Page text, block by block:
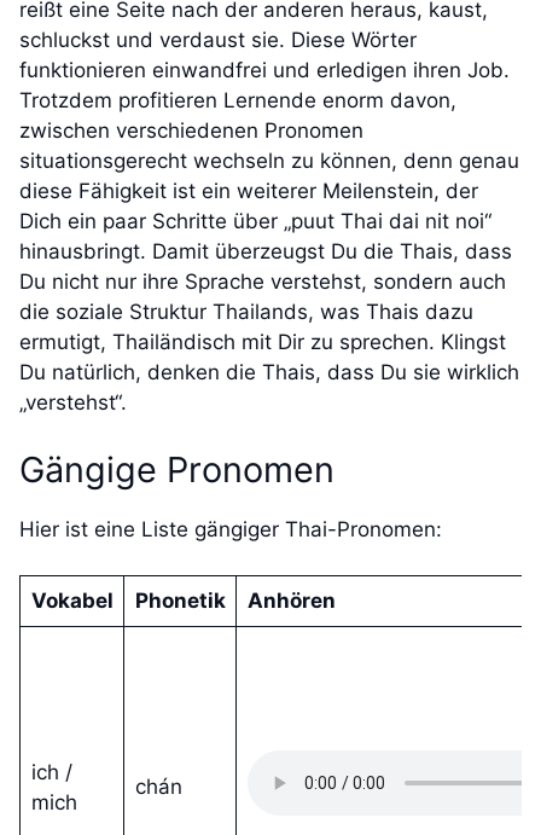
reißt eine Seite nach der anderen heraus, kaust,
schluckst und verdaust sie. Diese Wörter
funktionieren einwandfrei und erledigen ihren Job.
Trotzdem profitieren Lernende enorm davon,
zwischen verschiedenen Pronomen
situationsgerecht wechseln zu können, denn genau
diese Fähigkeit ist ein weiterer Meilenstein, der
Dich ein paar Schritte über „puut Thai dai nit noi“
hinausbringt. Damit überzeugst Du die Thais, dass
Du nicht nur ihre Sprache verstehst, sondern auch
die soziale Struktur Thailands, was Thais dazu
ermutigt, Thailändisch mit Dir zu sprechen. Klingst
Du natürlich, denken die Thais, dass Du sie wirklich
„verstehst“.
Gängige Pronomen
Hier ist eine Liste gängiger Thai-Pronomen:
Vokabel Phonetik Anhören
ich /
mich
chán